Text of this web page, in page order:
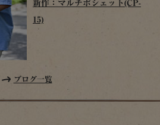
新作：マルチポシェット(CP-
15)
ブログ一覧